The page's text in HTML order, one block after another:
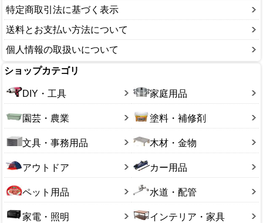
特定商取引法に基づく表示
送料とお支払い方法について
個人情報の取扱いについて
ショップカテゴリ
DIY・工具 家庭用品
園芸・農業 塗料・補修剤
文具・事務用品 木材・金物
アウトドア カー用品
ペット用品 水道・配管
家電・照明 インテリア・家具